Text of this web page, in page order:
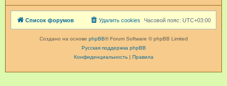
Список форумов Часовой пояс: UTC+03:00
Удалить cookies
Создано на основе phpBB® Forum Software © phpBB Limited
Русская поддержка phpBB
Конфиденциальность| Правила